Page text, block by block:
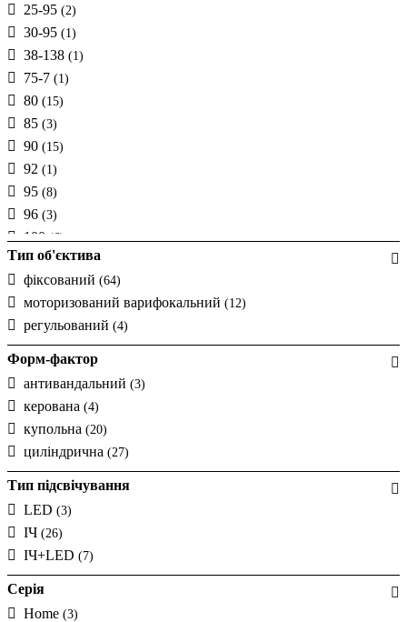
25-95 (2)
30-95 (1)
38-138 (1)
75-7 (1)
80 (15)
85 (3)
90 (15)
92 (1)
95 (8)
96 (3)
100 (6)
105(1)
110(7)
110-26(7)
112(4)
130 (1)
360
Тип об'єктива
фіксований (64)
моторизований варифокальний (12)
регульований (4)
Форм-фактор
антивандальний (3)
керована (4)
купольна (20)
циліндрична (27)
Тип підсвічування
LED (3)
ІЧ (26)
ІЧ+LED (7)
Серія
Home (3)